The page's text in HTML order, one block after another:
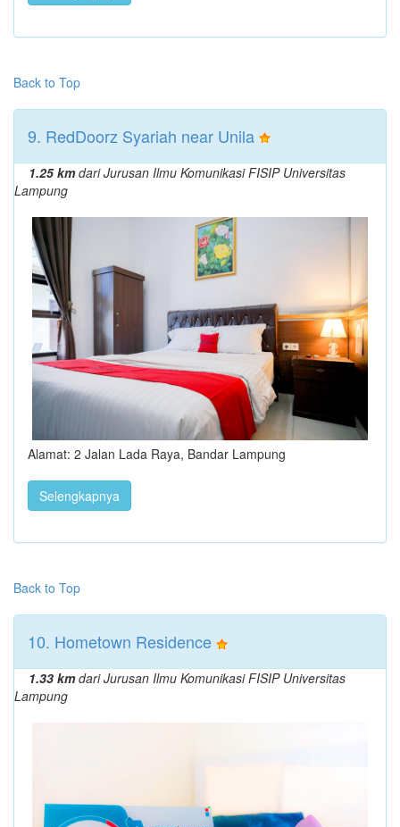
Back to Top
9. RedDoorz Syariah near Unila
1.25 kmdari Jurusan Ilmu Komunikasi FISIP Universitas
Lampung
Alamat: 2 Jalan Lada Raya, Bandar Lampung
Selengkapnya
Back to Top
10. Hometown Residence
1.33 kmdari Jurusan Ilmu Komunikasi FISIP Universitas
Lampung